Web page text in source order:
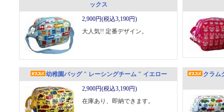
ックス
2,900円(税込3,190円)
大人気!! 定番デザイン。
幼稚園バッグ " レーシングチーム " イエロー
2,900円(税込3,190円)
在庫あり、即納できます。
クラム